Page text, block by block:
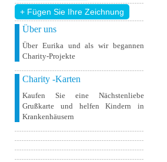
+ Fügen Sie Ihre Zeichnung
Über uns
Über Eurika und als wir begannen
Charity-Projekte
Charity -Karten
Kaufen Sie eine Nächstenliebe
Grußkarte und helfen Kindern in
Krankenhäusern